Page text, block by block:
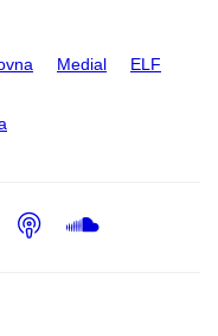
Medial ELF
Podcast